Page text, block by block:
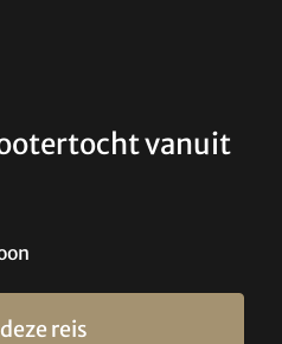
vanuit
reis